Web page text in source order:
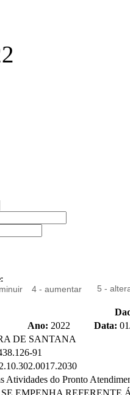
4 - aumentar 5 -
Ano: 2022 Data:
DE SANTANA
91
Atividades do Pronto
EMPENHA